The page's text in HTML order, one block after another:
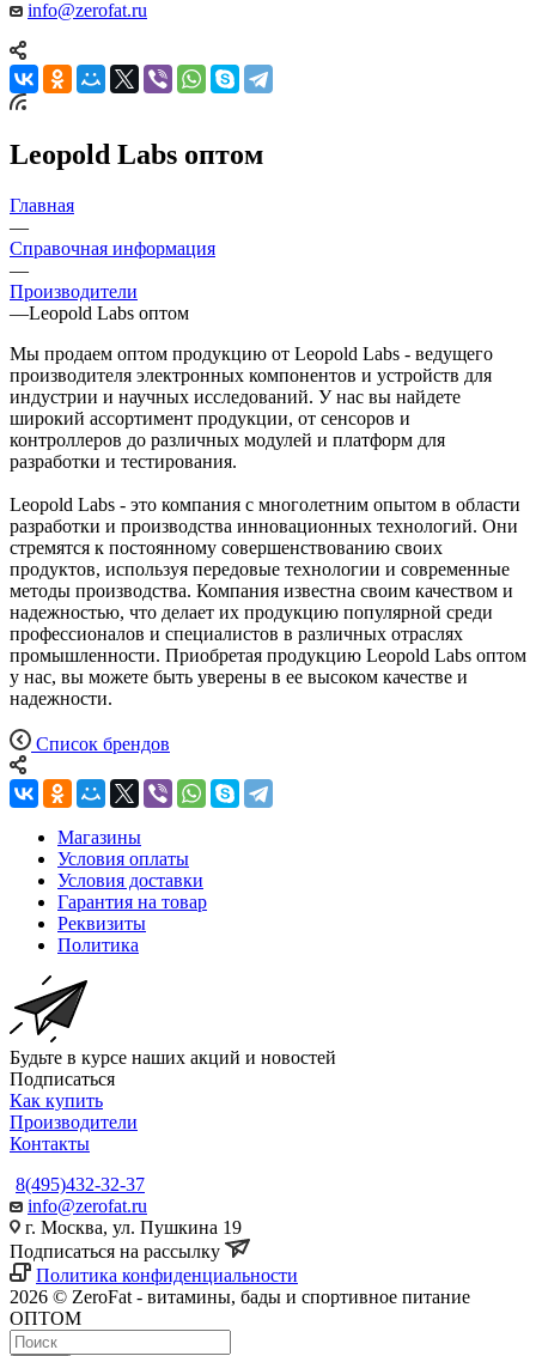
info@zerofat.ru
Leopold Labs оптом
Главная
—
Справочная информация
—
Производители
—Leopold Labs оптом
Мы продаем оптом продукцию от Leopold Labs - ведущего
производителя электронных компонентов и устройств для
индустрии и научных исследований. У нас вы найдете
широкий ассортимент продукции, от сенсоров и
контроллеров до различных модулей и платформ для
разработки и тестирования.
Leopold Labs - это компания с многолетним опытом в области
разработки и производства инновационных технологий. Они
стремятся к постоянному совершенствованию своих
продуктов, используя передовые технологии и современные
методы производства. Компания известна своим качеством и
надежностью, что делает их продукцию популярной среди
профессионалов и специалистов в различных отраслях
промышленности. Приобретая продукцию Leopold Labs оптом
у нас, вы можете быть уверены в ее высоком качестве и
надежности.
Список брендов
Магазины
Условия оплаты
Условия доставки
Гарантия на товар
Реквизиты
Политика
Будьте в курсе наших акций и новостей
Подписаться
Как купить
Производители
Контакты
8(495)432-32-37
info@zerofat.ru
г. Москва, ул. Пушкина 19
Подписаться на рассылку
Политика конфиденциальности
2026 © ZeroFat - витамины, бады и спортивное питание
ОПТОМ